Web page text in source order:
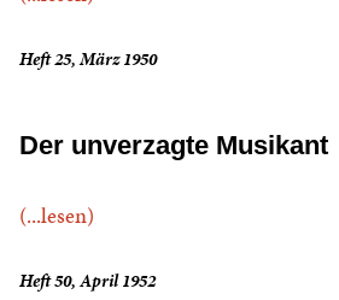
Heft 25, März 1950
Der unverzagte Musikant
(...lesen)
Heft 50, April 1952